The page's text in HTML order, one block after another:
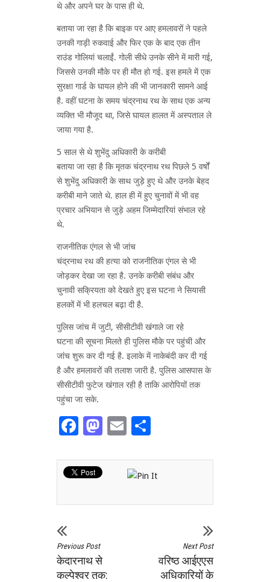
थे और अपने घर के पास ही थे.
बताया जा रहा है कि बाइक पर आए हमलावरों ने पहले
उनकी गाड़ी रुकवाई और फिर एक के बाद एक तीन
राउंड गोलियां चलाईं. गोली सीधे उनके सीने में मारी गई,
जिससे उनकी मौके पर ही मौत हो गई. इस हमले में एक
सुरक्षा गार्ड के घायल होने की भी जानकारी सामने आई
है. वहीं घटना के समय चंद्रनाथ रथ के साथ एक अन्य
व्यक्ति भी मौजूद था, जिसे घायल हालत में अस्पताल ले
जाया गया है.
5 साल से थे शुभेंदु अधिकारी के करीबी
बताया जा रहा है कि मृतक चंद्रनाथ रथ पिछले 5 वर्षों
से शुभेंदु अधिकारी के साथ जुड़े हुए थे और उनके बेहद
करीबी माने जाते थे. हाल ही में हुए चुनावों में भी वह
प्रचार अभियान से जुड़े अहम जिम्मेदारियां संभाल रहे
थे.
राजनीतिक एंगल से भी जांच
चंद्रनाथ रथ की हत्या को राजनीतिक एंगल से भी
जोड़कर देखा जा रहा है. उनके करीबी संबंध और
चुनावी सक्रियता को देखते हुए इस घटना ने सियासी
हलकों में भी हलचल बढ़ा दी है.
पुलिस जांच में जुटी, सीसीटीवी खंगाले जा रहे
घटना की सूचना मिलते ही पुलिस मौके पर पहुंची और
जांच शुरू कर दी गई है. इलाके में नाकेबंदी कर दी गई
है और हमलावरों की तलाश जारी है. पुलिस आसपास के
सीसीटीवी फुटेज खंगाल रही है ताकि आरोपियों तक
पहुंचा जा सके.
Facebook
Mastodon
Email
Previous Post
केदारनाथ से
कल्पेश्वर तक:
Next Post
वरिष्ठ आईएएस
अधिकारियों के